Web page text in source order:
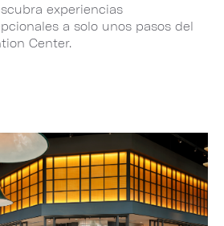
experiencias
a solo unos pasos del
Center.